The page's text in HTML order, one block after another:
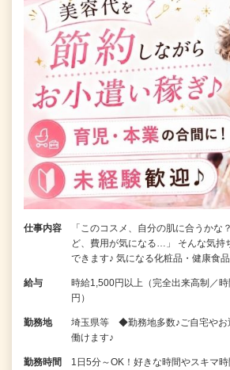
仕事内容
「このコスメ、自分の肌に合うかな
ど、費用が気になる…」 そんな気持
できます♪ 気になる化粧品・健康食
給与
時給1,500円以上（完全出来高制／
円）
勤務地
埼玉県等 ◆勤務地多数♪ご自宅やお
働けます♪
勤務時間
1日5分～OK！好きな時間やスキマ